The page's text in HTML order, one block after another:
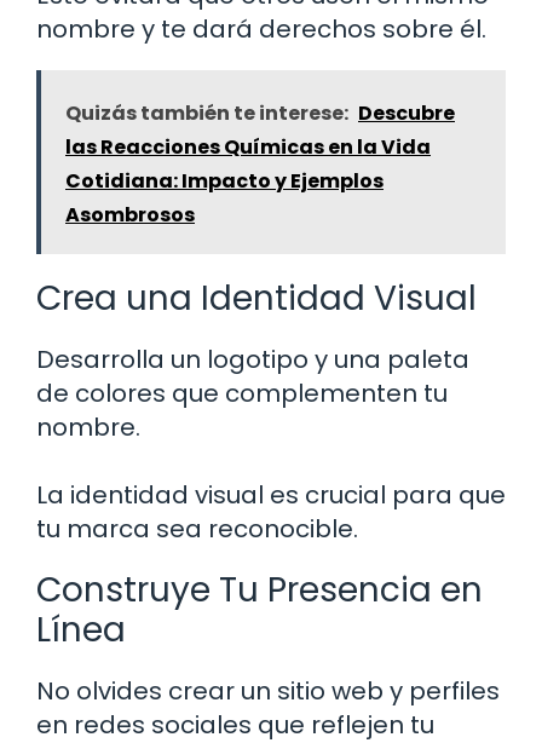
nombre y te dará derechos sobre él.
Quizás también te interese: Descubre
las Reacciones Químicas en la Vida
Cotidiana: Impacto y Ejemplos
Asombrosos
Crea una Identidad Visual
Desarrolla un logotipo y una paleta
de colores que complementen tu
nombre.
La identidad visual es crucial para que
tu marca sea reconocible.
Construye Tu Presencia en
Línea
No olvides crear un sitio web y perfiles
en redes sociales que reflejen tu